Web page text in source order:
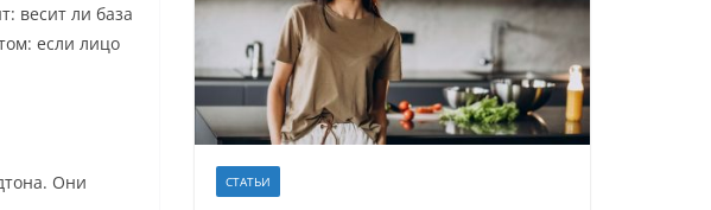
весит ли база
если лицо
Они
СТАТЬИ